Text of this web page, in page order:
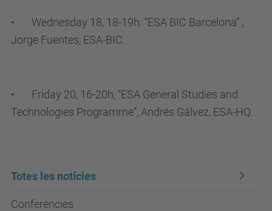
•
Wednesday 18, 18-19h: “ESA BIC Barcelona” ,
Jorge Fuentes, ESA-BIC.
•
Friday 20, 16-20h, “ESA General Studies and
Technologies Programme”, Andrés Gálvez, ESA-HQ.
Totes les notícies
Conferències